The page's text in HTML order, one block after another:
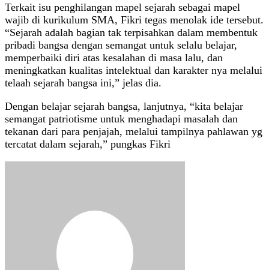
Terkait isu penghilangan mapel sejarah sebagai mapel
wajib di kurikulum SMA, Fikri tegas menolak ide tersebut.
“Sejarah adalah bagian tak terpisahkan dalam membentuk
pribadi bangsa dengan semangat untuk selalu belajar,
memperbaiki diri atas kesalahan di masa lalu, dan
meningkatkan kualitas intelektual dan karakter nya melalui
telaah sejarah bangsa ini,” jelas dia.
Dengan belajar sejarah bangsa, lanjutnya, “kita belajar
semangat patriotisme untuk menghadapi masalah dan
tekanan dari para penjajah, melalui tampilnya pahlawan yg
tercatat dalam sejarah,” pungkas Fikri